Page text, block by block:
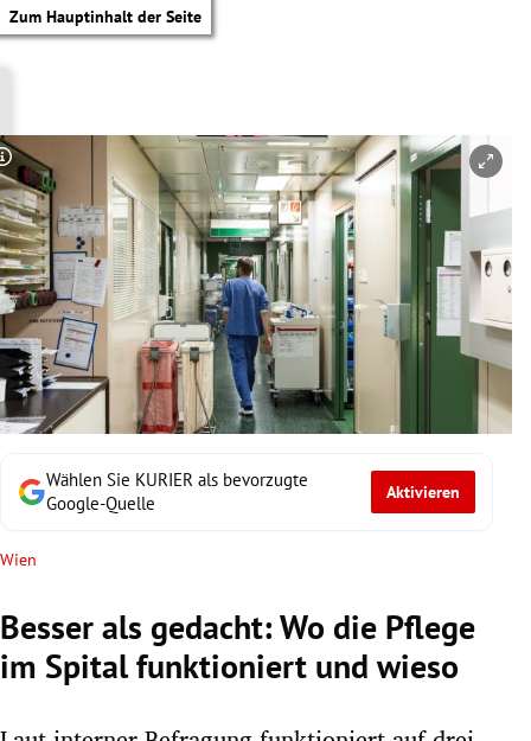
Zum Hauptinhalt der Seite
Untermenü
Untermenü
Untermenü
Untermenü
Untermenü
Wählen Sie KURIER als bevorzugte
Google-Quelle
Aktivieren
Wien
Besser als gedacht: Wo die Pflege
im Spital funktioniert und wieso
Copyright-Hinweis öffnen/schließen